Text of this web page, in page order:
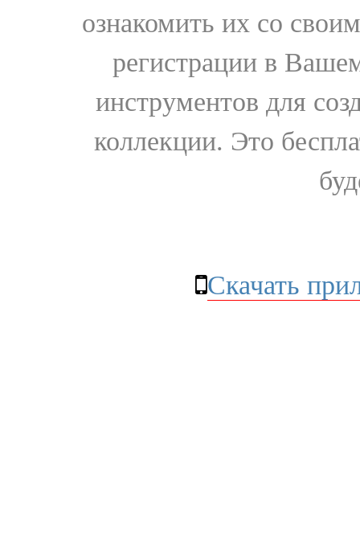
ознакомить их со
регистрации в
инструментов для
коллекции. Это
Скачать